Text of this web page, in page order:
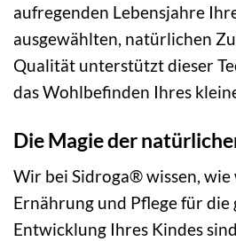
aufregenden Lebensjahre
ausgewählten, natürlichen
Qualität unterstützt dieser
das Wohlbefinden Ihres
Die Magie der
Wir bei Sidroga® wissen,
Ernährung und Pflege für die
Entwicklung Ihres Kindes